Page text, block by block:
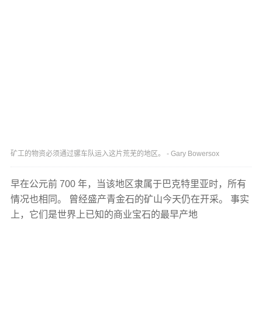
矿工的物资必须通过骡车队运入这片荒芜的地区。 - Gary Bowersox
早在公元前 700 年，当该地区隶属于巴克特里亚时，所有
情况也相同。 曾经盛产青金石的矿山今天仍在开采。 事实
上，它们是世界上已知的商业宝石的最早产地